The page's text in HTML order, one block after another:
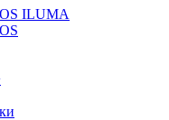
ILUMA